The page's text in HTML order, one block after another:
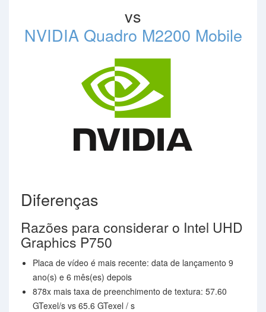
vs
NVIDIA Quadro M2200 Mobile
Diferenças
Razões para considerar o Intel UHD
Graphics P750
Placa de vídeo é mais recente: data de lançamento 9
ano(s) e 6 mês(es) depois
878x mais taxa de preenchimento de textura: 57.60
GTexel/s vs 65.6 GTexel / s